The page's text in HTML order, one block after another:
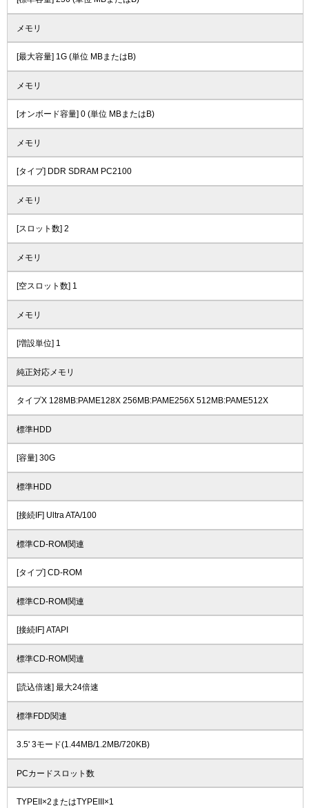
メモリ
[最大容量] 1G (単位 MBまたはB)
メモリ
[オンボード容量] 0 (単位 MBまたはB)
メモリ
[タイプ] DDR SDRAM PC2100
メモリ
[スロット数] 2
メモリ
[空スロット数] 1
メモリ
[増設単位] 1
純正対応メモリ
タイプX 128MB:PAME128X 256MB:PAME256X 512MB:PAME512X
標準HDD
[容量] 30G
標準HDD
[接続IF] Ultra ATA/100
標準CD-ROM関連
[タイプ] CD-ROM
標準CD-ROM関連
[接続IF] ATAPI
標準CD-ROM関連
[読込倍速] 最大24倍速
標準FDD関連
3.5' 3モード(1.44MB/1.2MB/720KB)
PCカードスロット数
TYPEII×2またはTYPEIII×1